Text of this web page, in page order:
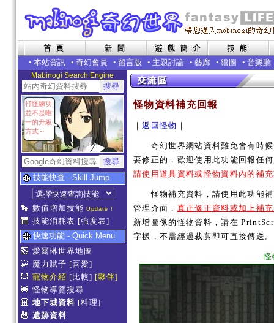
• 本站資訊 • 奇幻會員 • 留言版 • 主題討論 • 藝廊 • 繪圖 • 音樂廳
Mabinogi Search Engine
打怪練功
並不是唯
一的升級
方式～
技能快查 - Skill Jump
數值增加技能 Update !
技能消耗表 [強度表]
快速功能 - Quick Menu
愛爾琳世界地圖
魔力賦予 [喜愛]
寵物介紹 [比較] [夥伴]
怪物導覽搜尋
地下城資料 [料理]
遺跡資料
怪物資料補充回報
｜返回怪物 ｜
奇幻世界網站資料難免會有時候
要修正的，歡迎使用此功能回報任
請使用道具資料或怪物資料內的補
怪物補充資料，請使用此功能補
管理介面， 真正修正資料或加上補
新增圖像的怪物資料，請在
字樣，不需經過裁剪即可直接傳送。
怪